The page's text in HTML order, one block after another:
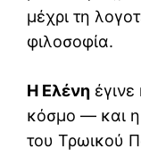
μέχρι τη
φιλοσοφία.
Η Ελένη
κόσμο — και η
του Τρωικού